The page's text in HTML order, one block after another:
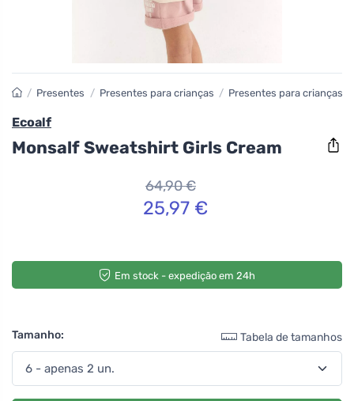
/ Presentes / Presentes para crianças / Presentes para crianças
Ecoalf
Monsalf Sweatshirt Girls Cream
64,90 €
25,97 €
Em stock - expedição em 24h
Tamanho: Tabela de tamanhos